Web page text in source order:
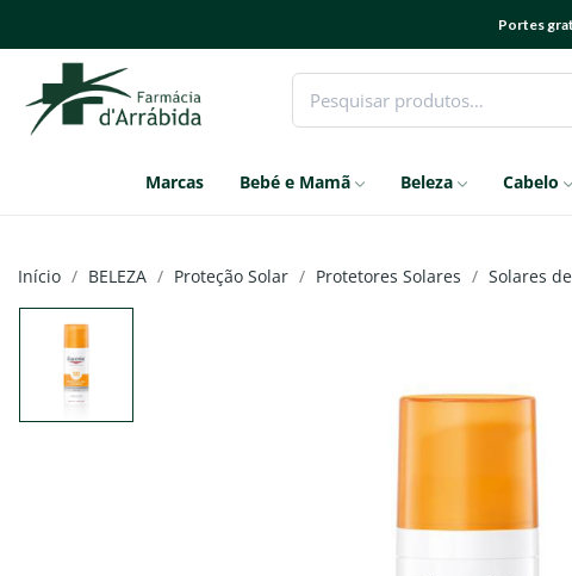
Portes
Marcas Bebé e Mamã Beleza Cabelo
Início BELEZA Proteção Solar Protetores Solares Solares